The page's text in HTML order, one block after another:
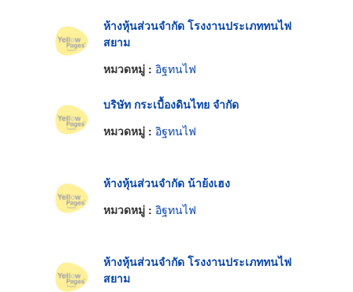
ห้างหุ้นส่วนจำกัด โรงงานประเภททนไฟ
สยาม
หมวดหมู่ : อิฐทนไฟ
บริษัท กระเบื้องดินไทย จำกัด
หมวดหมู่ : อิฐทนไฟ
ห้างหุ้นส่วนจำกัด น้าย้งเฮง
หมวดหมู่ : อิฐทนไฟ
ห้างหุ้นส่วนจำกัด โรงงานประเภททนไฟ
สยาม